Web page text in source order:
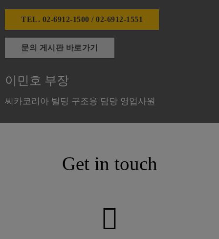
TEL. 02-6912-1500 / 02-6912-1551
문의 게시판 바로가기
이민호 부장
씨카코리아 빌딩 구조용 담당 영업사원
Get in touch